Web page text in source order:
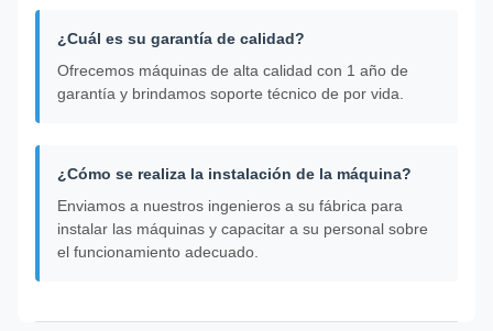
¿Cuál es su garantía de calidad?
Ofrecemos máquinas de alta calidad con 1 año de
garantía y brindamos soporte técnico de por vida.
¿Cómo se realiza la instalación de la máquina?
Enviamos a nuestros ingenieros a su fábrica para
instalar las máquinas y capacitar a su personal sobre
el funcionamiento adecuado.